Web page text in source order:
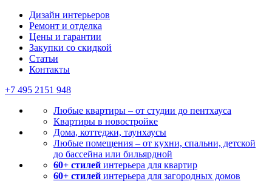
Дизайн интерьеров
Ремонт и отделка
Цены и гарантии
Закупки со скидкой
Статьи
Контакты
+7 495 2151 948
Любые квартиры – от студии до пентхауса
Квартиры в новостройке
Дома, коттеджи, таунхаусы
Любые помещения – от кухни, спальни, детской
до бассейна или бильярдной
60+ стилей интерьера для квартир
60+ стилей интерьера для загородных домов